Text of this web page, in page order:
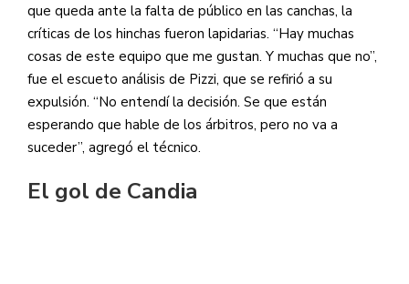
que queda ante la falta de público en las canchas, la
críticas de los hinchas fueron lapidarias. “Hay muchas
cosas de este equipo que me gustan. Y muchas que no”,
fue el escueto análisis de Pizzi, que se refirió a su
expulsión. “No entendí la decisión. Se que están
esperando que hable de los árbitros, pero no va a
suceder”, agregó el técnico.
El gol de Candia